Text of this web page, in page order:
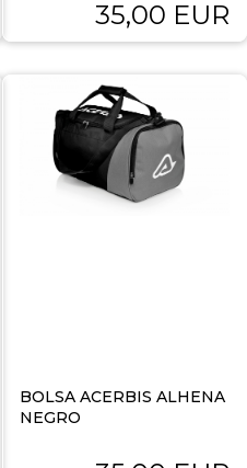
35,00 EUR
BOLSA ACERBIS ALHENA
NEGRO